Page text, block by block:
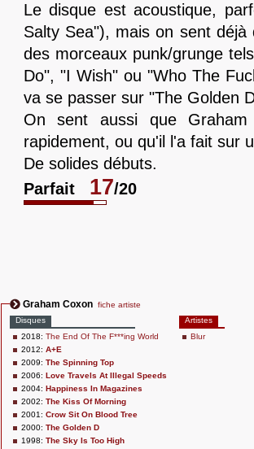
Le disque est acoustique,
Salty Sea"), mais on sent
des morceaux punk/grunge
Do", "I Wish" ou "Who The
va se passer sur "The Golden
On sent aussi que
rapidement, ou qu'il l'a fait sur
De solides débuts.
Parfait
17/20
Graham Coxon fiche artiste
Disques
2018: The End Of The F***ing World
2012: A+E
2009: The Spinning Top
2006: Love Travels At Illegal Speeds
2004: Happiness In Magazines
2002: The Kiss Of Morning
2001: Crow Sit On Blood Tree
2000: The Golden D
1998: The Sky Is Too High
Artistes
Blur